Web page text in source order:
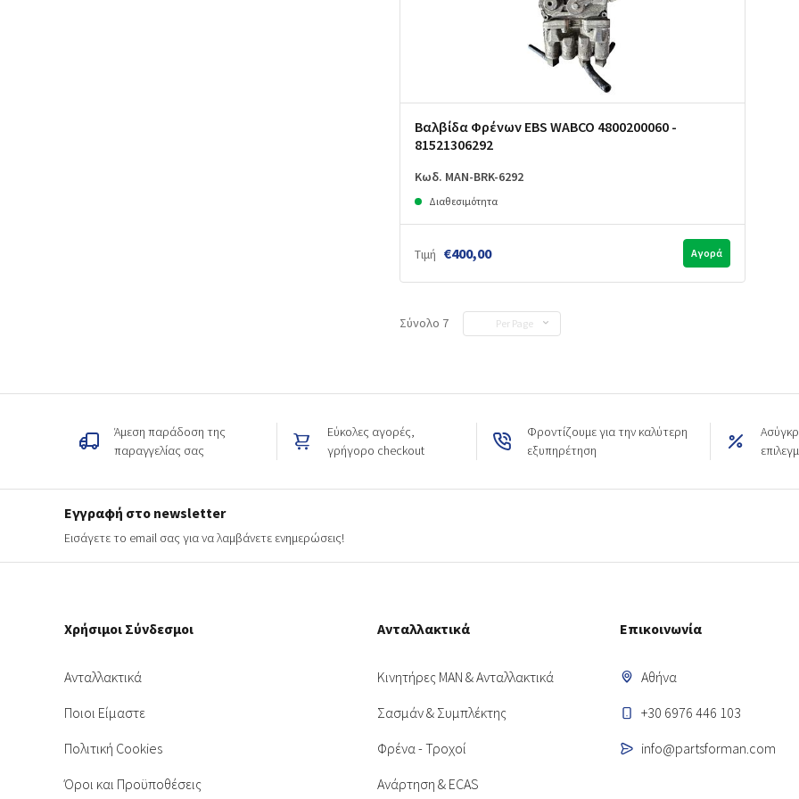
Βαλβίδα Φρένων EBS WABCO 4800200060 -
81521306292
Κωδ. MAN-BRK-6292
Διαθεσιμότητα
Τιμή €400,00 Αγορά
Σύνολο 7
Άμεση παράδοση της
παραγγελίας σας
Εύκολες αγορές,
γρήγορο checkout
Φροντίζουμε για την καλύτερη
εξυπηρέτηση
Εγγραφή στο newsletter
Εισάγετε το email σας για να λαμβάνετε ενημερώσεις!
Χρήσιμοι Σύνδεσμοι
Ανταλλακτικά
Ποιοι Είμαστε
Πολιτική Cookies
Όροι και Προϋποθέσεις
Ανταλλακτικά
Κινητήρες MAN & Ανταλλακτικά
Σασμάν & Συμπλέκτης
Φρένα - Τροχοί
Ανάρτηση & ECAS
Επικοινωνία
Αθήνα
+30 6976 446 103
info@partsforman.com